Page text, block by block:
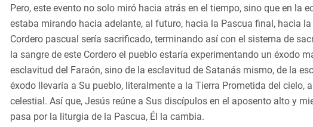
Pero, este evento no solo miró hacia atrás en el tiempo, sino que en la
estaba mirando hacia adelante, al futuro, hacia la Pascua final, hacia
Cordero pascual sería sacrificado, terminando así con el sistema de
la sangre de este Cordero el pueblo estaría experimentando un éxodo
esclavitud del Faraón, sino de la esclavitud de Satanás mismo, de la
éxodo llevaría a Su pueblo, literalmente a la Tierra Prometida del cielo,
celestial. Así que, Jesús reúne a Sus discípulos en el aposento alto y
pasa por la liturgia de la Pascua, Él la cambia.